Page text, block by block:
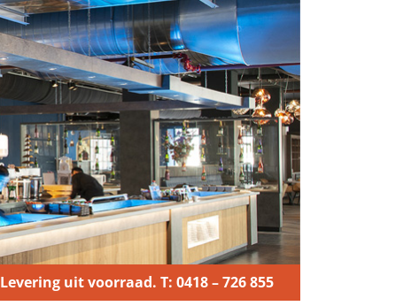
Levering uit voorraad. T: 0418 – 726 855